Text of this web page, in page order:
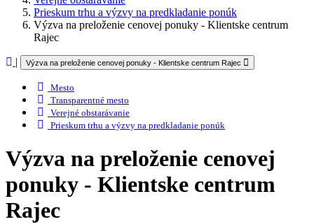
Prieskum trhu a výzvy na predkladanie ponúk
Výzva na preloženie cenovej ponuky - Klientske centrum
Rajec
| Výzva na preloženie cenovej ponuky - Klientske centrum Rajec
Mesto
Transparentné mesto
Verejné obstarávanie
Prieskum trhu a výzvy na predkladanie ponúk
Výzva na preloženie cenovej
ponuky - Klientske centrum
Rajec